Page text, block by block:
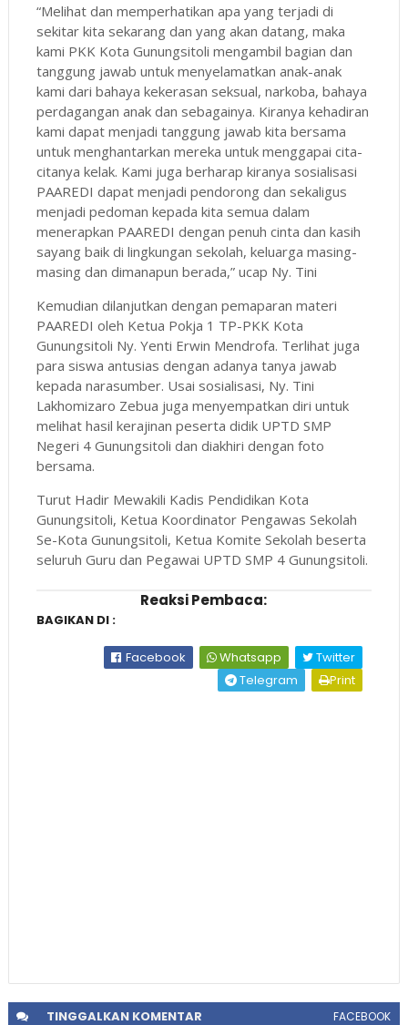
“Melihat dan memperhatikan apa yang terjadi di
sekitar kita sekarang dan yang akan datang, maka
kami PKK Kota Gunungsitoli mengambil bagian dan
tanggung jawab untuk menyelamatkan anak-anak
kami dari bahaya kekerasan seksual, narkoba, bahaya
perdagangan anak dan sebagainya. Kiranya kehadiran
kami dapat menjadi tanggung jawab kita bersama
untuk menghantarkan mereka untuk menggapai cita-
citanya kelak. Kami juga berharap kiranya sosialisasi
PAAREDI dapat menjadi pendorong dan sekaligus
menjadi pedoman kepada kita semua dalam
menerapkan PAAREDI dengan penuh cinta dan kasih
sayang baik di lingkungan sekolah, keluarga masing-
masing dan dimanapun berada,” ucap Ny. Tini
Kemudian dilanjutkan dengan pemaparan materi
PAAREDI oleh Ketua Pokja 1 TP-PKK Kota
Gunungsitoli Ny. Yenti Erwin Mendrofa. Terlihat juga
para siswa antusias dengan adanya tanya jawab
kepada narasumber. Usai sosialisasi, Ny. Tini
Lakhomizaro Zebua juga menyempatkan diri untuk
melihat hasil kerajinan peserta didik UPTD SMP
Negeri 4 Gunungsitoli dan diakhiri dengan foto
bersama.
Turut Hadir Mewakili Kadis Pendidikan Kota
Gunungsitoli, Ketua Koordinator Pengawas Sekolah
Se-Kota Gunungsitoli, Ketua Komite Sekolah beserta
seluruh Guru dan Pegawai UPTD SMP 4 Gunungsitoli.
Reaksi Pembaca:
BAGIKAN DI :
Facebook Whatsapp
Twitter
Telegram
Print
TINGGALKANKOMENTAR FACEBOOK